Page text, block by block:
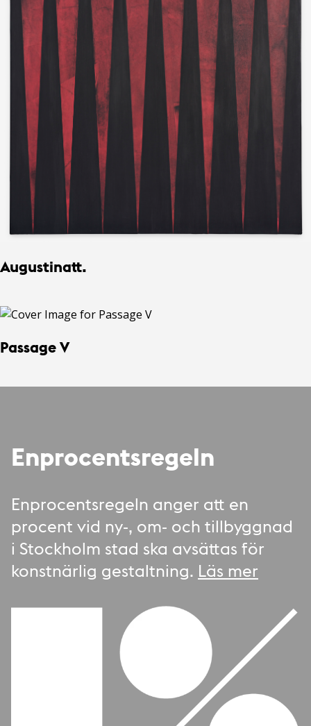
Augustinatt.
Passage V
Enprocentsregeln
Enprocentsregeln anger att en
procent vid ny-, om- och tillbyggnad
i Stockholm stad ska avsättas för
konstnärlig gestaltning. Läs mer